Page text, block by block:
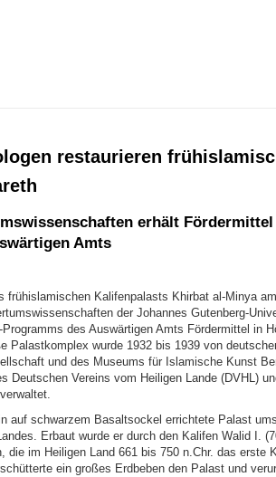
restaurieren
erhält
Amts
frühislamischen Kalifenpalasts Khirbat al-Minya
der Johannes Gutenberg-
des Auswärtigen Amts Fördermittel in
Palastkomplex wurde 1932 bis 1939 von
und des Museums für Islamische Kunst
Deutschen Vereins vom Heiligen Lande (DVHL)
auf schwarzem Basaltsockel errichtete Palast
Erbaut wurde er durch den Kalifen Walid I.
die im Heiligen Land 661 bis 750 n.Chr. das erste
ein großes Erdbeben den Palast und